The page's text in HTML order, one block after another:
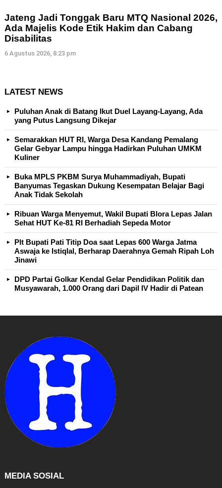
Jateng Jadi Tonggak Baru MTQ Nasional 2026,
Ada Majelis Kode Etik Hakim dan Cabang
Disabilitas
6 Agustus 2026, 8:23 pm
LATEST NEWS
Puluhan Anak di Batang Ikut Duel Layang-Layang, Ada
yang Putus Langsung Dikejar
Semarakkan HUT RI, Warga Desa Kandang Pemalang
Gelar Gebyar Lampu hingga Hadirkan Puluhan UMKM
Kuliner
Buka MPLS PKBM Surya Muhammadiyah, Bupati
Banyumas Tegaskan Dukung Kesempatan Belajar Bagi
Anak Tidak Sekolah
Ribuan Warga Menyemut, Wakil Bupati Blora Lepas Jalan
Sehat HUT Ke-81 RI Berhadiah Sepeda Motor
Plt Bupati Pati Titip Doa saat Lepas 600 Warga Jatma
Aswaja ke Istiqlal, Berharap Daerahnya Gemah Ripah Loh
Jinawi
DPD Partai Golkar Kendal Gelar Pendidikan Politik dan
Musyawarah, 1.000 Orang dari Dapil IV Hadir di Patean
MEDIA SOSIAL